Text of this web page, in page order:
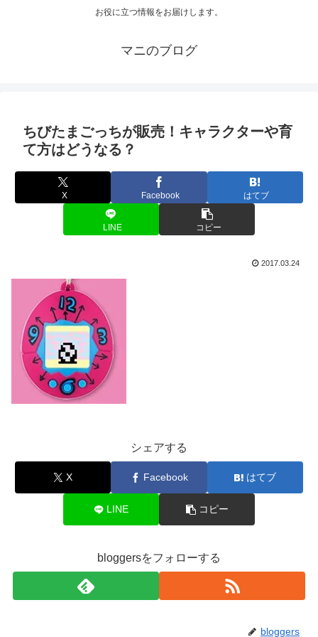
お役に立つ情報をお届けします。
マニのブログ
ちびたまごっちが販売！キャラクターや育
て方はどうなる？
X Facebook はてブ
LINE コピー
2017.03.24
シェアする
X Facebook はてブ
LINE コピー
bloggersをフォローする
bloggers